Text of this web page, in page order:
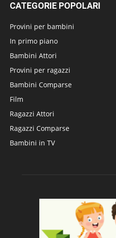
CATEGORIE POPOLARI
Provini per bambini
In primo piano
Bambini Attori
Provini per ragazzi
Bambini Comparse
Film
Ragazzi Attori
Ragazzi Comparse
Bambini in TV